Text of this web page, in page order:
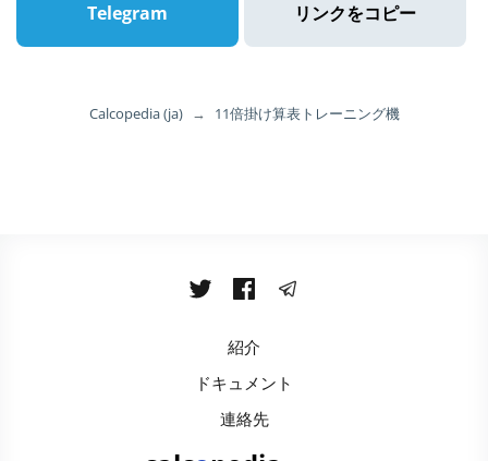
Telegram リンクをコピー
Calcopedia (ja) → 11倍掛け算表トレーニング機
紹介
ドキュメント
連絡先